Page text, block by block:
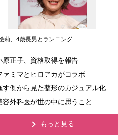
莉、4歳長男とランニング
原正子、資格取得を報告
ァミマとヒロアカがコラボ
す側から見た整形のカジュアル化
容外科医が世の中に思うこと
もっと見る